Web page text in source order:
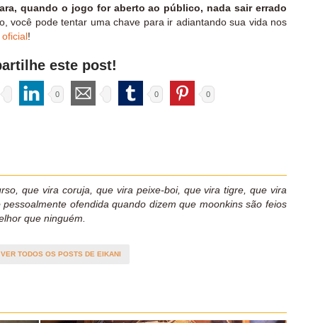
quando o jogo for aberto ao público, nada sair errado
você pode tentar uma chave para ir adiantando sua vida nos
!
este post!
0 0 0
que vira coruja, que vira peixe-boi, que vira tigre, que vira
ofendida quando dizem que moonkins são feios
que ninguém.
VER TODOS OS POSTS DE EIKANI